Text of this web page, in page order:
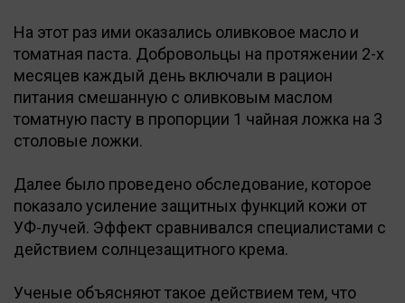
На этот раз ими оказались оливковое масло и
томатная паста. Добровольцы на протяжении 2-х
месяцев каждый день включали в рацион
питания смешанную с оливковым маслом
томатную пасту в пропорции 1 чайная ложка на 3
столовые ложки.
Далее было проведено обследование, которое
показало усиление защитных функций кожи от
УФ-лучей. Эффект сравнивался специалистами с
действием солнцезащитного крема.
Ученые объясняют такое действием тем, что